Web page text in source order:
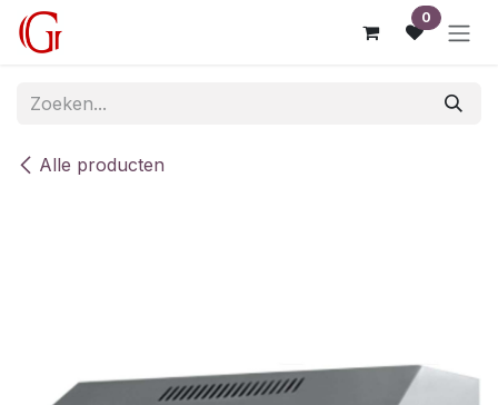
Overslaan naar inhoud 0
Alle producten